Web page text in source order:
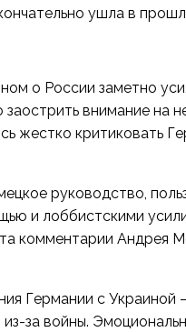
ушла в
о России заметно
внимание на
жестко критиковать
руководство,
и лоббистскими
комментарии Андрея
Германии с Украиной
за войны.